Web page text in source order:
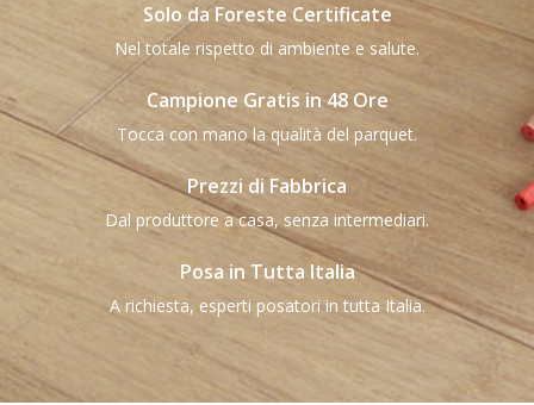
Solo da Foreste Certificate
Nel totale rispetto di ambiente e salute.
Campione Gratis in 48 Ore
Tocca con mano la qualità del parquet.
Prezzi di Fabbrica
Dal produttore a casa, senza intermediari.
Posa in Tutta Italia
A richiesta, esperti posatori in tutta Italia.